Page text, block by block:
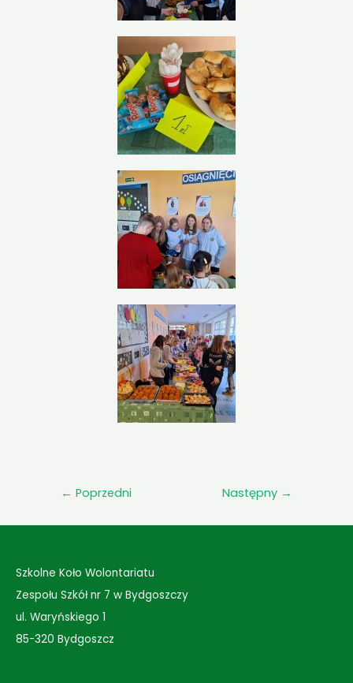
← Poprzedni Następny →
Szkolne Koło Wolontariatu
Zespołu Szkół nr 7 w Bydgoszczy
ul. Waryńskiego 1
85-320 Bydgoszcz